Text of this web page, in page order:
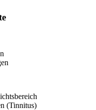
(Tinnitus)